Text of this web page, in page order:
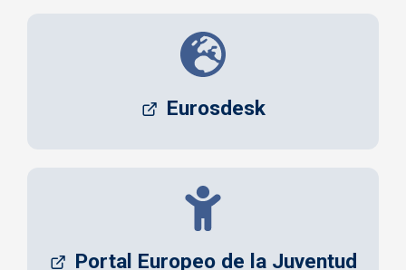
Eurosdesk
Portal Europeo de la Juventud